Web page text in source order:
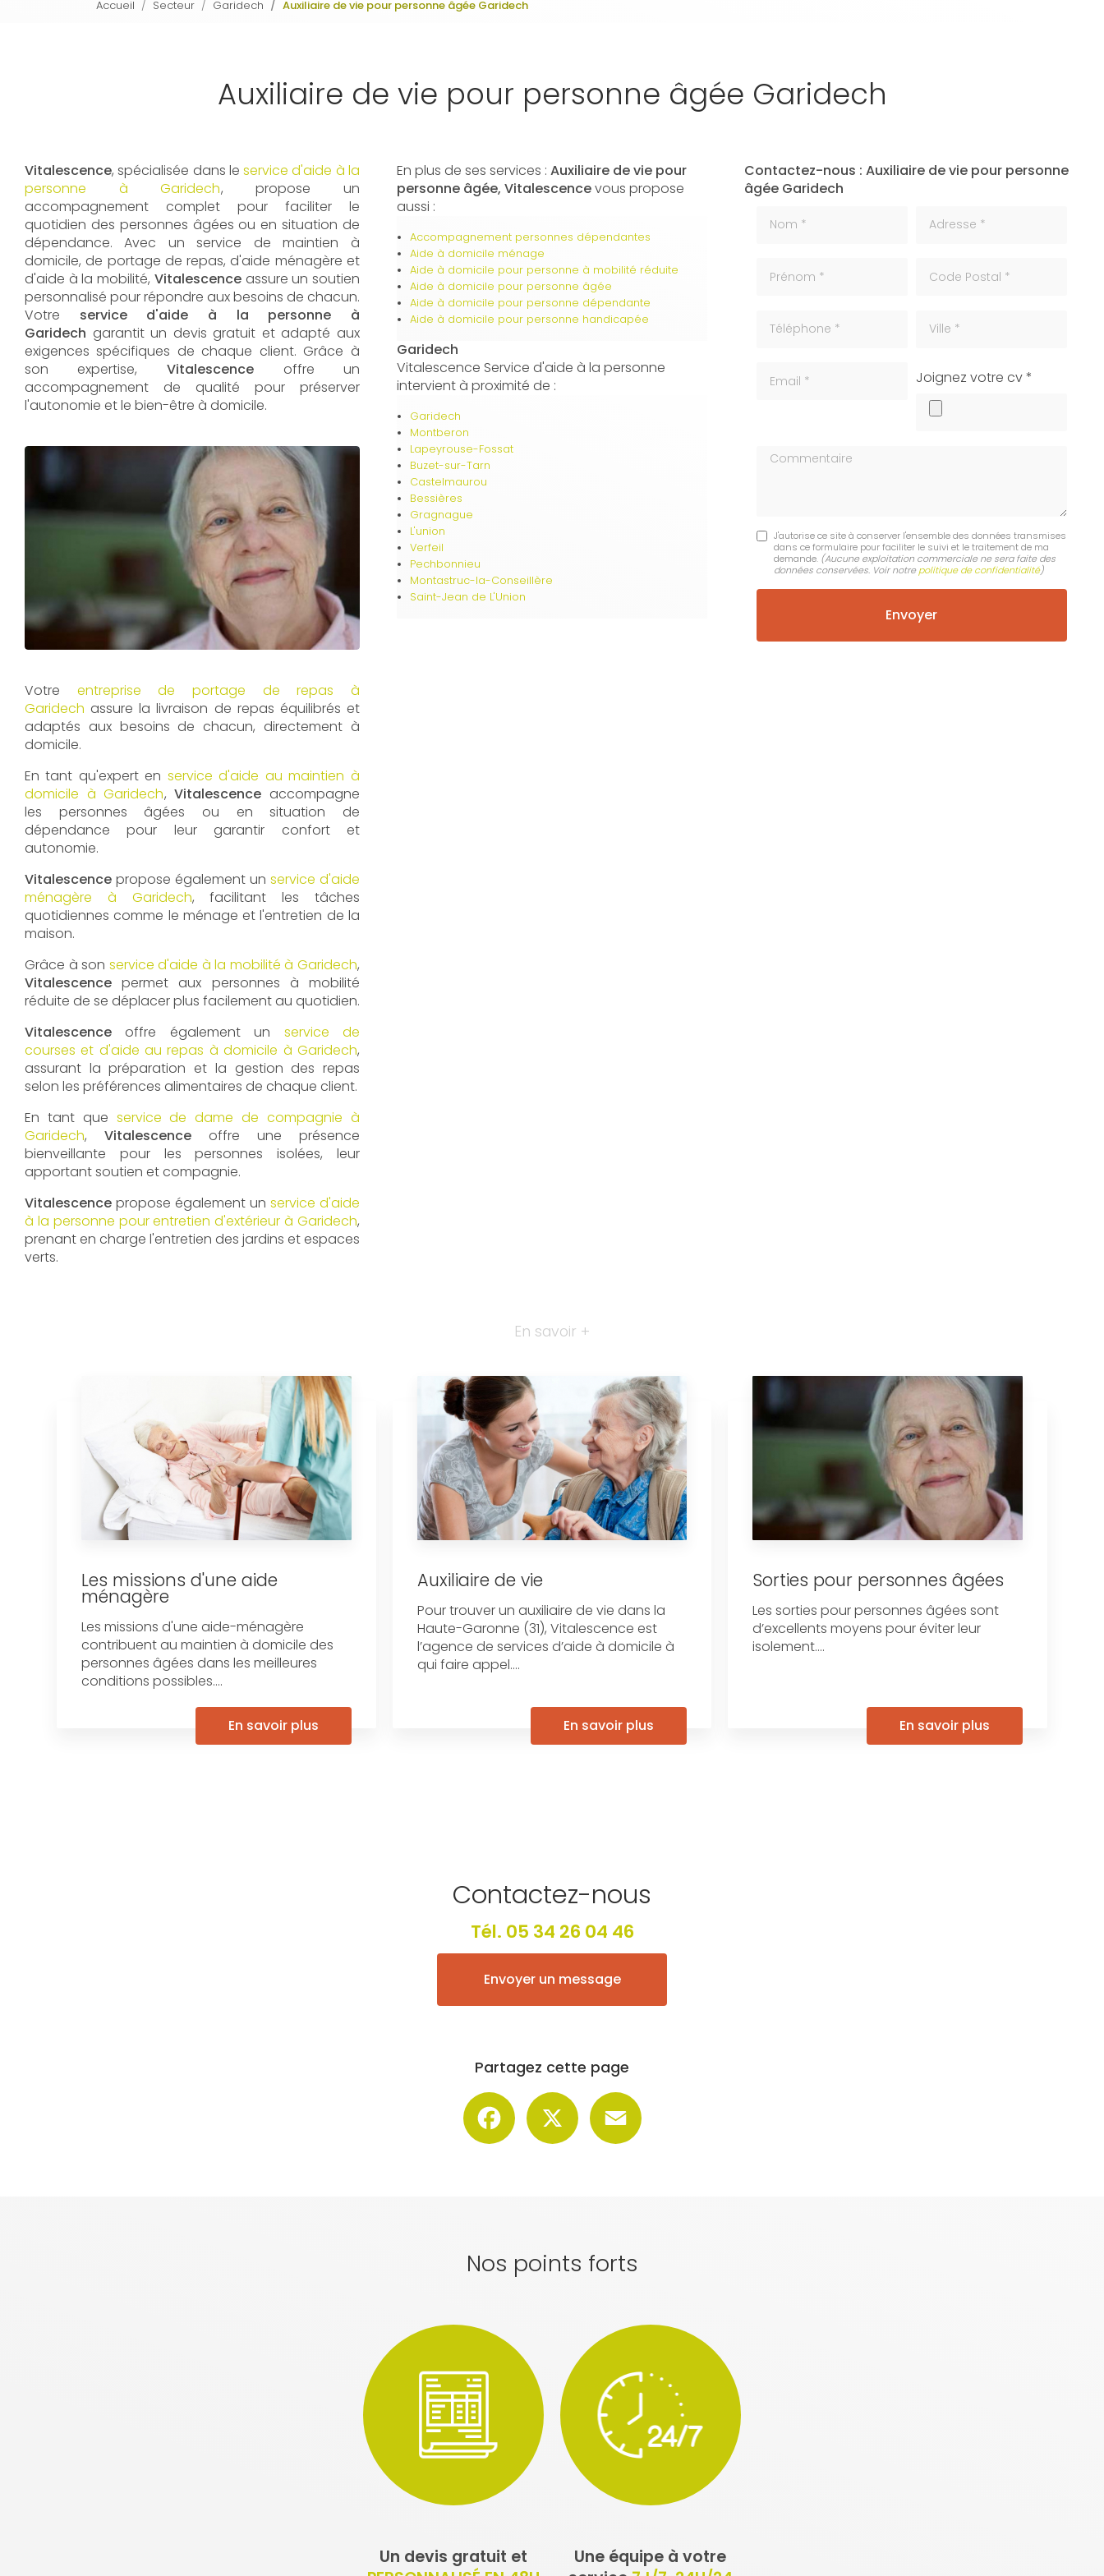
Accueil Secteur Garidech Auxiliaire de vie pour personne âgée Garidech
Auxiliaire de vie pour personne âgée Garidech
Vitalescence, spécialisée dans leservice d'aide à la
personne à Garidech, propose un
accompagnement complet pour faciliter le
quotidien des personnes âgées ou en situation de
dépendance. Avec un service de maintien à
domicile, de portage de repas, d'aide ménagère et
d'aide à la mobilité, Vitalescence assure un soutien
personnalisé pour répondre aux besoins de chacun.
Votre service d'aide à la personne à
Garidech garantit un devis gratuit et adapté aux
exigences spécifiques de chaque client. Grâce à
son expertise, Vitalescence offre un
accompagnement de qualité pour préserver
l'autonomie et le bien-être à domicile.
Votre entreprise de portage de repas à
Garidech assure la livraison de repas équilibrés et
adaptés aux besoins de chacun, directement à
domicile.
En tant qu'expert en service d'aide au maintien à
domicile à Garidech,Vitalescence accompagne
les personnes âgées ou en situation de
dépendance pour leur garantir confort et
autonomie.
Vitalescence propose également un service d'aide
ménagère à Garidech, facilitant les tâches
quotidiennes comme le ménage et l'entretien de la
maison.
Grâce à son service d'aide à la mobilité à Garidech,
Vitalescence permet aux personnes à mobilité
réduite de se déplacer plus facilement au quotidien.
Vitalescence offre également un service de
courses et d'aide au repas à domicile à Garidech,
assurant la préparation et la gestion des repas
selon les préférences alimentaires de chaque client.
En tant que service de dame de compagnie à
Garidech, Vitalescence offre une présence
bienveillante pour les personnes isolées, leur
apportant soutien et compagnie.
Vitalescence propose également un service d'aide
à la personne pour entretien d'extérieur à Garidech,
prenant en charge l'entretien des jardins et espaces
verts.
En plus de ses services : Auxiliaire de vie pour
personne âgée, Vitalescencevous propose
aussi :
Accompagnement personnes dépendantes
Aide à domicile ménage
Aide à domicile pour personne à mobilité réduite
Aide à domicile pour personne âgée
Aide à domicile pour personne dépendante
Aide à domicile pour personne handicapée
Garidech
Vitalescence Service d'aide à la personne
intervient à proximité de :
Garidech
Montberon
Lapeyrouse-Fossat
Buzet-sur-Tarn
Castelmaurou
Bessières
Gragnague
L'union
Verfeil
Pechbonnieu
Montastruc-la-Conseillère
Saint-Jean de L'Union
Contactez-nous : Auxiliaire de vie pour personne
âgée Garidech
cv
Joignez votre cv *
Commentaire
J'autorise ce site à conserver l'ensemble des données transmises
dans ce formulaire pour faciliter le suivi et le traitement de ma
demande. (Aucune exploitation commerciale ne sera faite des
données conservées. Voir notre politique de confidentialité)
En savoir +
Les missions d'une aide
ménagère
Les missions d'une aide-ménagère
contribuent au maintien à domicile des
personnes âgées dans les meilleures
conditions possibles....
En savoir plus
Auxiliaire de vie
Pour trouver un auxiliaire de vie dans la
Haute-Garonne (31), Vitalescence est
l’agence de services d’aide à domicile à
qui faire appel....
En savoir plus
Sorties pour personnes âgées
Les sorties pour personnes âgées sont
d’excellents moyens pour éviter leur
isolement....
En savoir plus
Contactez-nous
Tél. 05 34 26 04 46
Envoyer un message
Partagez cette page
Facebook
Nos points forts
Un devis gratuit et
Une équipe à votre